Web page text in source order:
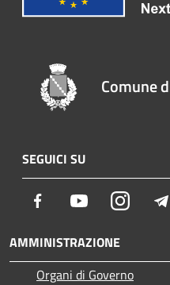
Comune
SEGUICI SU
Facebook Youtube
AMMINISTRAZIONE
Organi di Governo